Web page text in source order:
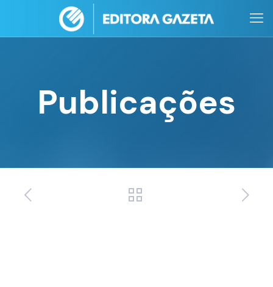
Publicações